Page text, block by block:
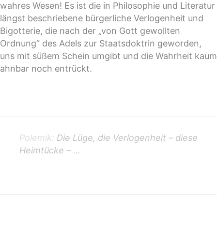
wahres Wesen! Es ist die in Philosophie und Literatur
längst beschriebene bürgerliche Verlogenheit und
Bigotterie, die nach der „von Gott gewollten
Ordnung“ des Adels zur Staatsdoktrin geworden,
uns mit süßem Schein umgibt und die Wahrheit kaum
ahnbar noch entrückt.
Polemik: Die Lüge, die Verlogenheit – diese
Heimtücke – …